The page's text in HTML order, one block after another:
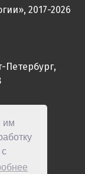
им
2017-2026
Петербург,